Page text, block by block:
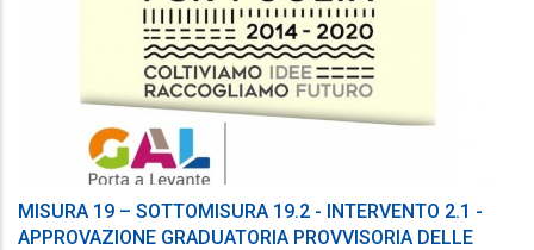
MISURA 19 – SOTTOMISURA 19.2 - INTERVENTO 2.1 -
APPROVAZIONE GRADUATORIA PROVVISORIA DELLE